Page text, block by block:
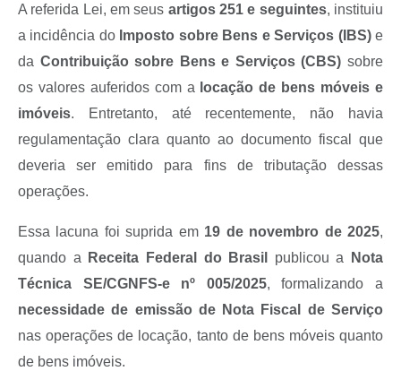
A referida Lei, em seus artigos 251 e seguintes, instituiu
a incidência do Imposto sobre Bens e Serviços (IBS)e
da Contribuição sobre Bens e Serviços (CBS) sobre
os valores auferidos com a locação de bens móveis e
imóveis. Entretanto, até recentemente, não havia
regulamentação clara quanto ao documento fiscal que
deveria ser emitido para fins de tributação dessas
operações.
Essa lacuna foi suprida em 19 de novembro de 2025,
quando a
Receita Federal do Brasil publicou a
Nota
Técnica SE/CGNFS-e nº 005/2025, formalizando a
necessidade de emissão de Nota Fiscal de Serviço
nas operações de locação, tanto de bens móveis quanto
de bens imóveis.